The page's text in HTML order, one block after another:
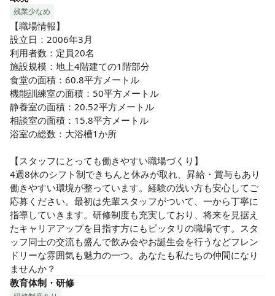
残業少なめ
【職場情報】
設立日：2006年3月
利用者数：定員20名
施設規模：地上4階建ての1階部分
食堂の面積：60.8平方メートル
機能訓練室の面積：50平方メートル
静養室の面積：20.52平方メートル
相談室の面積：15.8平方メートル
浴室の総数：大浴槽1か所
【スタッフにとっても働きやすい職場づくり】
4週8休のシフト制できちんと休みが取れ、昇給・賞与もあり
働きやすい環境が整っています。経験の浅い方も安心してご
応募ください。最初は先輩スタッフがついて、一から丁寧に
指導していきます。研修制度も充実しており、将来を見据え
たキャリアアップを目指す方にもピッタリの職場です。スタ
ッフ同士の交流も盛んで飲み会やお誕生会を行うなどフレン
ドリーな雰囲気も魅力の一つ。あなたも私たちの仲間になり
ませんか？
教育体制・研修